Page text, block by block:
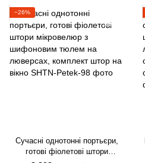
−26%
Сучасні однотонні портьєри,
готові фіолетові штори